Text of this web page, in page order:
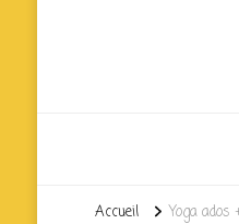
Accueil Yoga